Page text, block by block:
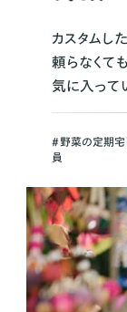
カスタムし
頼らなくて
気に入って
＃野菜の定期
員